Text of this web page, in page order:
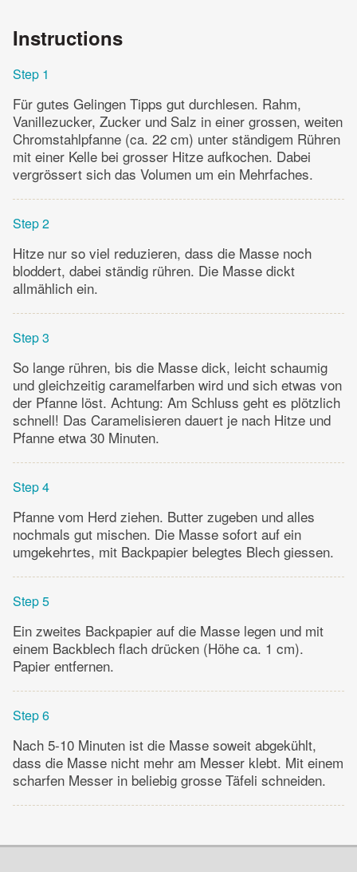
Instructions
Step 1
Für gutes Gelingen Tipps gut durchlesen. Rahm,
Vanillezucker, Zucker und Salz in einer grossen, weiten
Chromstahlpfanne (ca. 22 cm) unter ständigem Rühren
mit einer Kelle bei grosser Hitze aufkochen. Dabei
vergrössert sich das Volumen um ein Mehrfaches.
Step 2
Hitze nur so viel reduzieren, dass die Masse noch
bloddert, dabei ständig rühren. Die Masse dickt
allmählich ein.
Step 3
So lange rühren, bis die Masse dick, leicht schaumig
und gleichzeitig caramelfarben wird und sich etwas von
der Pfanne löst. Achtung: Am Schluss geht es plötzlich
schnell! Das Caramelisieren dauert je nach Hitze und
Pfanne etwa 30 Minuten.
Step 4
Pfanne vom Herd ziehen. Butter zugeben und alles
nochmals gut mischen. Die Masse sofort auf ein
umgekehrtes, mit Backpapier belegtes Blech giessen.
Step 5
Ein zweites Backpapier auf die Masse legen und mit
einem Backblech flach drücken (Höhe ca. 1 cm).
Papier entfernen.
Step 6
Nach 5-10 Minuten ist die Masse soweit abgekühlt,
dass die Masse nicht mehr am Messer klebt. Mit einem
scharfen Messer in beliebig grosse Täfeli schneiden.